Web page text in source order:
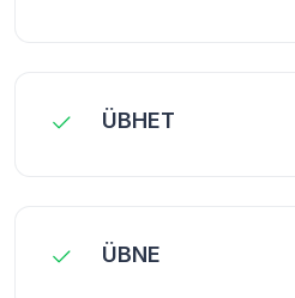
ÜBHET
ÜBNE